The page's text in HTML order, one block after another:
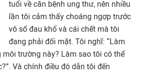
tuổi về căn bệnh ung thư, nên nhiều
lần tôi cảm thấy choáng ngợp trước
vô số đau khổ và cái chết mà tôi
đang phải đối mặt. Tôi nghĩ: “Làm
trường này? Làm sao tôi có thể
Và chính điều đó dẫn tôi đến